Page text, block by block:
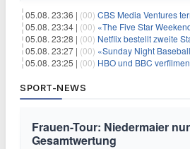
05.08. 23:36 | (00) CBS Media Ventures
05.08. 23:34 | (00) «The Five Star Weekend»
05.08. 23:28 | (00) Netflix bestellt zweite
05.08. 23:27 | (00) «Sunday Night Baseball»
05.08. 23:25 | (00) HBO und BBC
SPORT-NEWS
Frauen-Tour: Niedermaier
Gesamtwertung